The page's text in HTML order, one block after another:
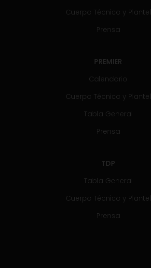
Cuerpo Técnico y Plantel
Prensa
PREMIER
Calendario
Cuerpo Técnico y Plantel
Tabla General
Prensa
TDP
Tabla General
Cuerpo Técnico y Plantel
Prensa